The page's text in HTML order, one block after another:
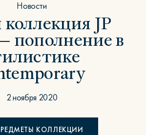
Новости
JP
пополнение в
2 ноября 2020
КОЛЛЕКЦИИ